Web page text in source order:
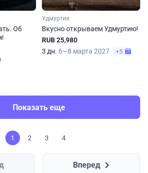
Об
Удмуртия
Вкусно открываем Удмуртию!
RUB 25,980
3 дн. 6—8 марта 2027 +5
Показать еще
1 2 3 4
Вперед